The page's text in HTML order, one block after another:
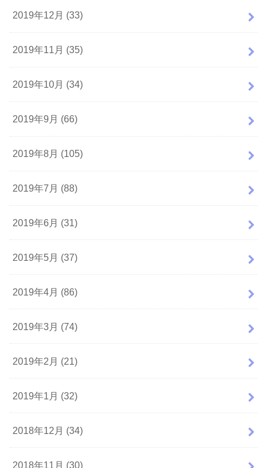
2019年12月 (33)
2019年11月 (35)
2019年10月 (34)
2019年9月 (66)
2019年8月 (105)
2019年7月 (88)
2019年6月 (31)
2019年5月 (37)
2019年4月 (86)
2019年3月 (74)
2019年2月 (21)
2019年1月 (32)
2018年12月 (34)
2018年11月 (30)